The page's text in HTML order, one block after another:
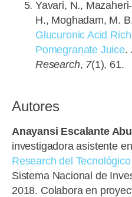
Yavari, N.,
H., Moghadam, M.
Glucuronic Acid
Pomegranate Juice.
Research, 7(1), 61.
Autores
Anayansi Escalante
investigadora asistente
Research del
Sistema Nacional de
2018. Colabora en